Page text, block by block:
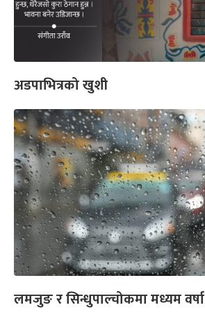
अडपाभित्रको खुशी
लमजुङ र सिन्धुपाल्चोकमा मध्यम वर्षा